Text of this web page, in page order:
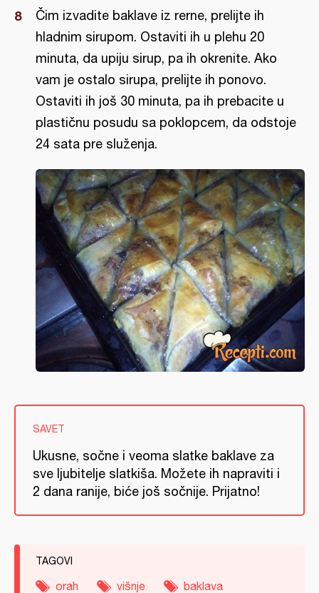
Čim izvadite baklave iz rerne, prelijte ih
hladnim sirupom. Ostaviti ih u plehu 20
minuta, da upiju sirup, pa ih okrenite. Ako
vam je ostalo sirupa, prelijte ih ponovo.
Ostaviti ih još 30 minuta, pa ih prebacite u
plastičnu posudu sa poklopcem, da odstoje
24 sata pre služenja.
SAVET
Ukusne, sočne i veoma slatke baklave za
sve ljubitelje slatkiša. Možete ih napraviti i
2 dana ranije, biće još sočnije. Prijatno!
TAGOVI
orah višnje
baklava